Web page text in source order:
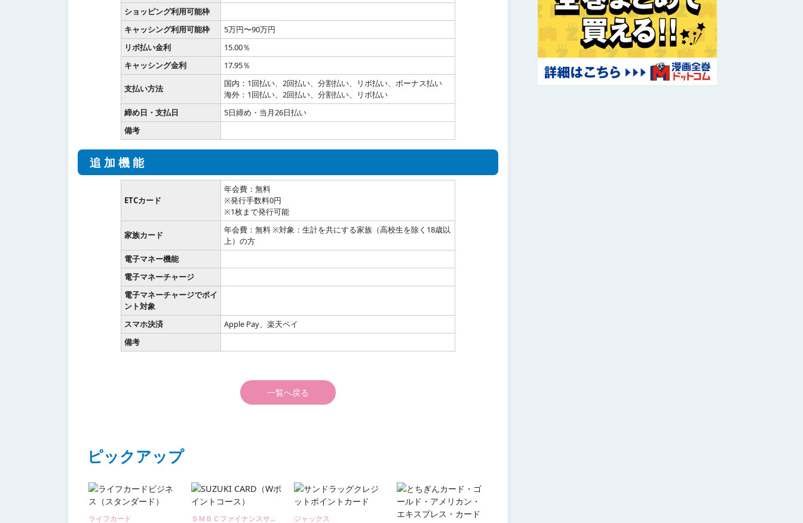
ショッピング利用可能枠
キャッシング利用可能枠
5万円〜90万円
リボ払い金利
15.00％
キャッシング金利
17.95％
支払い方法
国内：1回払い、2回払い、分割払い、リボ払い、ボーナス払い
海外：1回払い、2回払い、分割払い、リボ払い
締め日・支払日
5日締め・当月26日払い
備考
追加機能
ETCカード
年会費：無料
※発行手数料0円
※1枚まで発行可能
家族カード
年会費：無料 ※対象：生計を共にする家族（高校生を除く18歳以
上）の方
電子マネー機能
電子マネーチャージ
電子マネーチャージでポイ
ント対象
スマホ決済
Apple Pay、楽天ペイ
備考
一覧へ戻る
ピックアップ
ライフカード ＳＭＢＣファイナンスサービス ジャックス